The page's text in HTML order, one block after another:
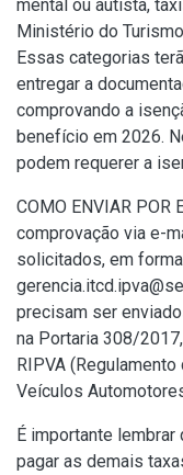
mental ou autista,
Ministério do
Essas categorias
entregar a
comprovando a
benefício em 2026.
podem requerer a
COMO ENVIAR
comprovação via e-
solicitados, em
precisam ser
na Portaria 308/
RIPVA
Veículos
É importante
pagar as demais